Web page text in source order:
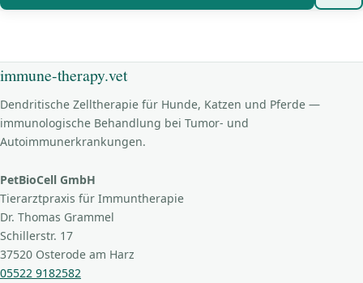
immune-therapy.vet
Dendritische Zelltherapie für Hunde, Katzen und Pferde —
immunologische Behandlung bei Tumor- und
Autoimmunerkrankungen.
PetBioCell GmbH
Tierarztpraxis für Immuntherapie
Dr. Thomas Grammel
Schillerstr. 17
37520 Osterode am Harz
05522 9182582